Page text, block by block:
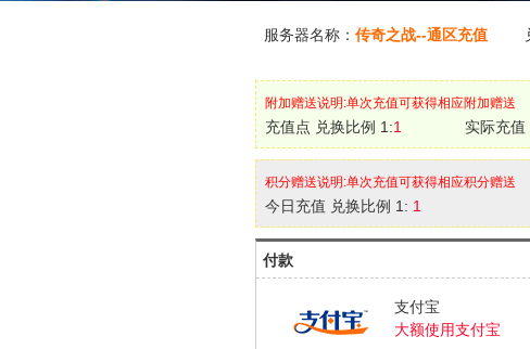
服务器名称：传奇之战--通区充值
附加赠送说明:单次充值可获得相应附加赠送
充值点 兑换比例 1:1 实际充值
积分赠送说明:单次充值可获得相应积分赠送
今日充值 兑换比例 1: 1
付款
支付宝
大额使用支付宝